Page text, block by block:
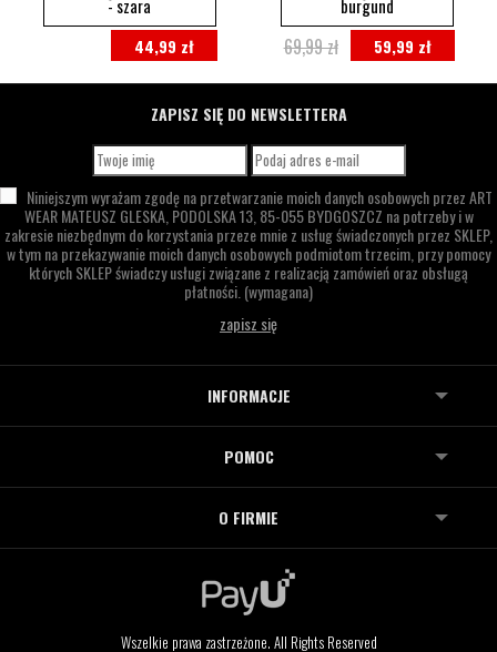
- szara
44,99 zł
burgund
59,99 zł
69,99 zł
ZAPISZ SIĘ DO NEWSLETTERA
Niniejszym wyrażam zgodę na przetwarzanie moich danych osobowych przezART
WEAR MATEUSZ GLESKA,PODOLSKA 13,85-055 BYDGOSZCZ na potrzeby i w
zakresie niezbędnym do korzystania przeze mnie z usług świadczonych przez SKLEP,
w tym na przekazywanie moich danych osobowych podmiotom trzecim, przy pomocy
których SKLEP świadczy usługi związane z realizacją zamówień oraz obsługą
płatności.(wymagana)
INFORMACJE
POMOC
O FIRMIE
Wszelkie prawa zastrzeżone. All Rights Reserved